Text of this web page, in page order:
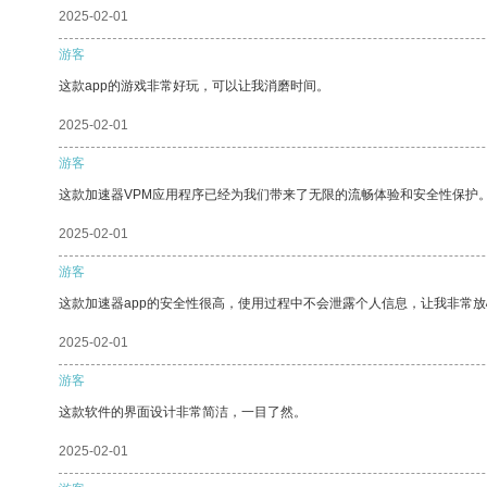
2025-02-01
游客
这款app的游戏非常好玩，可以让我消磨时间。
2025-02-01
游客
这款加速器VPM应用程序已经为我们带来了无限的流畅体验和安全性保护
2025-02-01
游客
这款加速器app的安全性很高，使用过程中不会泄露个人信息，让我非常
2025-02-01
游客
这款软件的界面设计非常简洁，一目了然。
2025-02-01